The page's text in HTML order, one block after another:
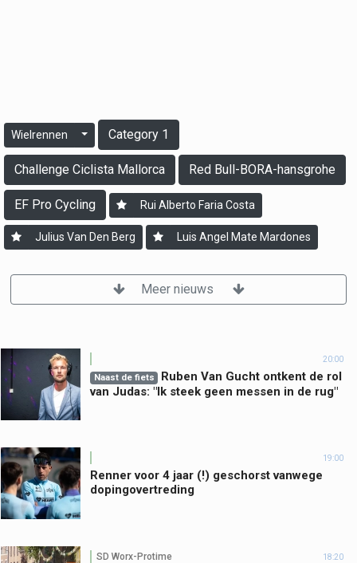
Wielrennen Category 1
Challenge Ciclista Mallorca Red Bull-BORA-hansgrohe
EF Pro Cycling Rui Alberto Faria Costa
Julius Van Den Berg Luis Angel Mate Mardones
Meer nieuws
20:00
Naast de fiets
Ruben Van Gucht ontkent de rol
van Judas: "Ik steek geen messen in de rug"
19:00
Renner voor 4 jaar (!) geschorst vanwege
dopingovertreding
SD Worx-Protime 18:20